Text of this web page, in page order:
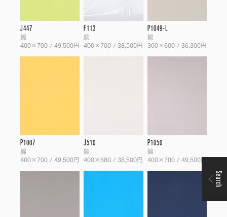
J447
綿
400×700 / 49,500円
F113
綿
400×700 / 38,500円
P1049-L
綿
300×600 / 36,300円
P1007
綿
400×700 / 49,500円
J510
綿
400×680 / 38,500円
P1050
綿
400×700 / 49,500円
Search